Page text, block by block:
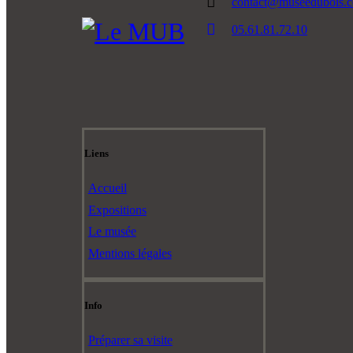
05.61.81.72.10
Liens
Accueil
Expositions
Le musée
Mentions légales
Info
Préparer sa visite